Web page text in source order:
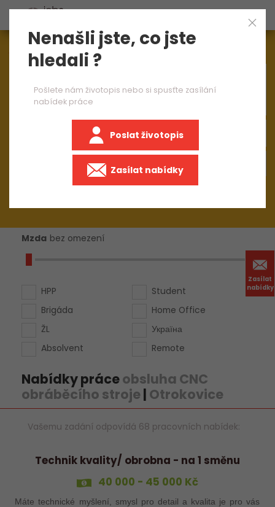
Zasílat
nabídky
Aktuálně1544nabídek práce
Mzda bez omezení
HPP
Brigáda
ŽL
Absolvent
Student
Home Office
Україна
Remote
Nabídky práceobsluha CNC
obráběcího stroje | Otrokovice
Vašemu zadání odpovídá 68 pracovních nabídek:
Technik kvality/ obrobna - na 1 směnu
40 000 - 45 000 Kč
Máte technické myšlení, smysl pro detail a kvalita je pro vás
Nenašli jste, co jste
hledali ?
Pošlete nám životopis nebo si spusťte zasílání
nabídek práce
Poslat životopis
Zasílat nabídky